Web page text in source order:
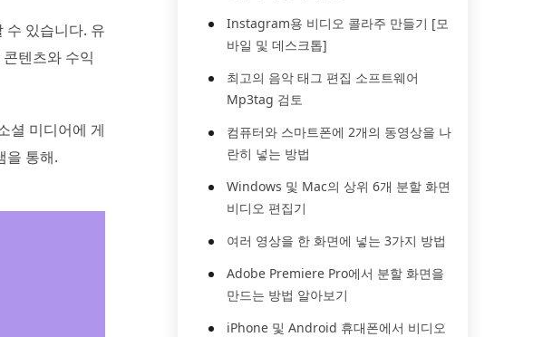
수 있습니다. 유
텐츠와 수익
셜 미디어에 게
을 통해.
Instagram용 비디오 콜라주 만들기 [모
바일 및 데스크톱]
최고의 음악 태그 편집 소프트웨어
Mp3tag 검토
컴퓨터와 스마트폰에 2개의 동영상을 나
란히 넣는 방법
Windows 및 Mac의 상위 6개 분할 화면
비디오 편집기
여러 영상을 한 화면에 넣는 3가지 방법
Adobe Premiere Pro에서 분할 화면을
만드는 방법 알아보기
iPhone 및 Android 휴대폰에서 비디오